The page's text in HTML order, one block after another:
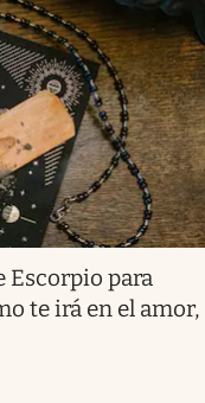
Escorpio para
te irá en el amor,